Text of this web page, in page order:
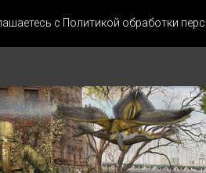
с Политикой обработки